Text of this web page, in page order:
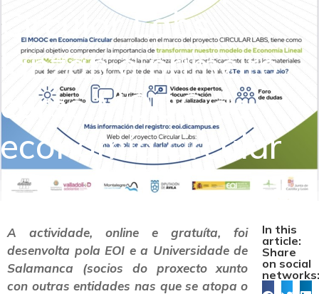
Circular Labs
lanzan o primeiro
curso MOOC de
economía circular
A actividade, online e gratuíta, foi
desenvolta pola EOI e a Universidade de
Salamanca (socios do proxecto xunto
con outras entidades nas que se atopa o
In this
article:
Share
on social